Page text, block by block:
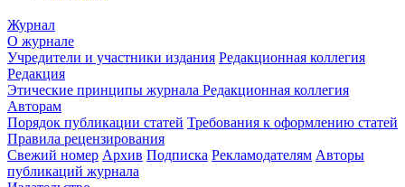
Журнал
О журнале
Учредители и участники издания Редакционная коллегия
Редакция
Этические принципы журнала Редакционная коллегия
Авторам
Порядок публикации статей Требования к оформлению статей
Правила рецензирования
Свежий номер Архив Подписка Рекламодателям Авторы
публикаций журнала